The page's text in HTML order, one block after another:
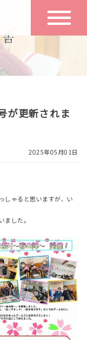
一日の流れ
空き状況
が更新されま
2025年05月01日
しゃると思いますが、い
した。